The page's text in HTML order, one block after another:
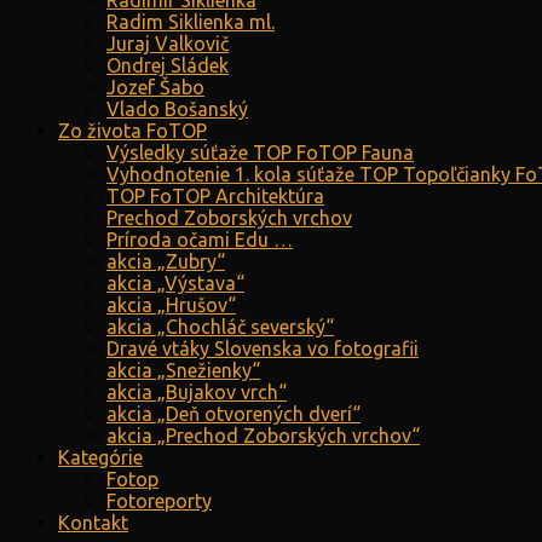
Radim Siklienka ml.
Juraj Valkovič
Ondrej Sládek
Jozef Šabo
Vlado Bošanský
Zo života FoTOP
Výsledky súťaže TOP FoTOP Fauna
Vyhodnotenie 1. kola súťaže TOP Topoľčianky
TOP FoTOP Architektúra
Prechod Zoborských vrchov
Príroda očami Edu …
akcia „Zubry“
akcia „Výstava“
akcia „Hrušov“
akcia „Chochláč severský“
Dravé vtáky Slovenska vo fotografii
akcia „Snežienky“
akcia „Bujakov vrch“
akcia „Deň otvorených dverí“
akcia „Prechod Zoborských vrchov“
Kategórie
Fotop
Fotoreporty
Kontakt